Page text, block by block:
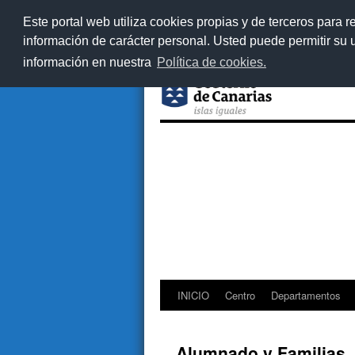
Este portal web utiliza cookies propias y de terceros para
información de carácter personal. Usted puede permitir
información en nuestra Política de cookies.
Saltar
INICIO Centro Departamentos